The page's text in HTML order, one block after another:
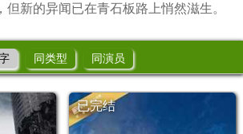
但新的异闻已在青石板路上悄然滋生。
同类型 同演员
已完结